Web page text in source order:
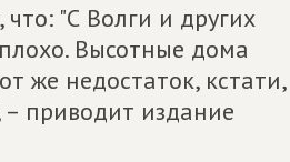
"С Волги и других
Высотные дома
же недостаток, кстати,
– приводит издание